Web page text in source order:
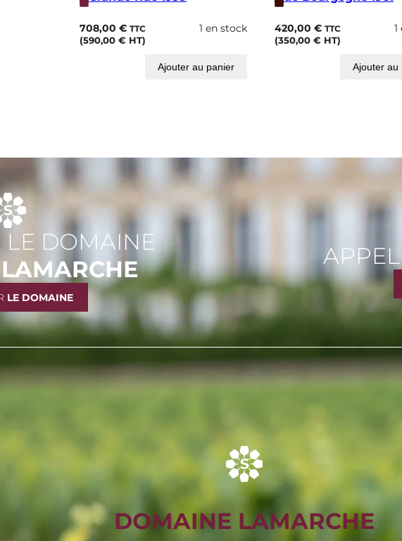
e
1
1
708,00€ TTC
(590,00€ HT)
1 en stock
Ajouter au panier
420,00 € TTC
(350,00 €HT)
Ajouter au
LE DOMAINE
LE DOMAINE
DOMAINE LAMARCHE